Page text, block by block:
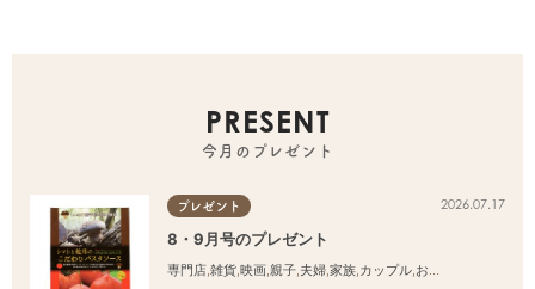
PRESENT
今月のプレゼント
プレゼント 2026.07.17
8・9月号のプレゼント
専門店,雑貨,映画,親子,夫婦,家族,カップル,おひとりさま